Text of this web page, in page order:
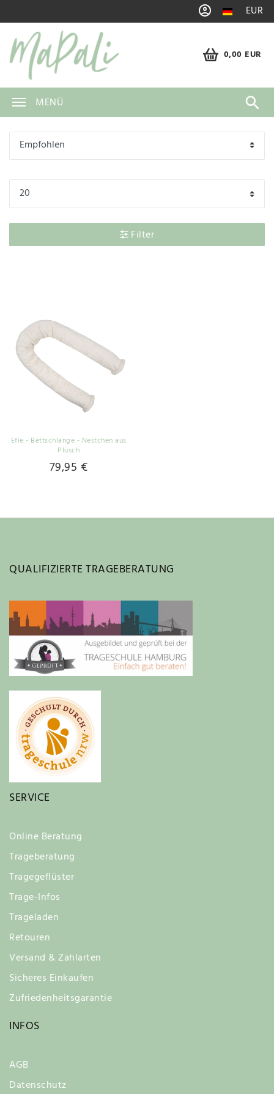
EUR
0,00 EUR
MENÜ
Filter
Efie - Bettschlange - Nestchen aus
Plüsch
79,95 €
QUALIFIZIERTE TRAGEBERATUNG
SERVICE
Online Beratung
Trageberatung
Tragegeflüster
Trage-Infos
Trageladen
Retouren
Versand & Zahlarten
Sicheres Einkaufen
Zufriedenheitsgarantie
INFOS
AGB
Datenschutz